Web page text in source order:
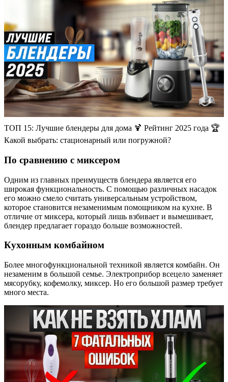
ТОП 15: Лучшие блендеры для дома 🍹 Рейтинг 2025 года 🏆
Какой выбрать: стационарный или погружной?
По сравнению с миксером
Одним из главных преимуществ блендера является его
широкая функциональность. С помощью различных насадок
его можно смело считать универсальным устройством,
которое становится незаменимым помощником на кухне. В
отличие от миксера, который лишь взбивает и вымешивает,
блендер предлагает гораздо больше возможностей.
Кухонным комбайном
Более многофункциональной техникой является комбайн. Он
незаменим в большой семье. Электроприбор всецело заменяет
мясорубку, кофемолку, миксер. Но его большой размер требует
много места.